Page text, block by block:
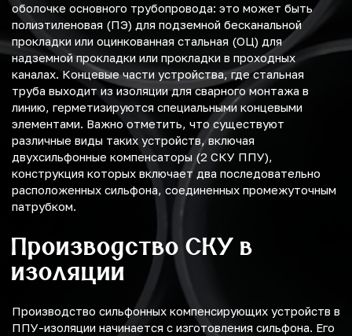
оболочке основного трубопровода: это может быть
полиэтиленовая (ПЭ) для подземной бесканальной
прокладки или оцинкованная стальная (ОЦ) для
надземной прокладки или прокладки в проходных
каналах. Концевые части устройства, где стальная
труба выходит из изоляции для сварного монтажа в
линию, герметизируются специальными концевыми
элементами. Важно отметить, что существуют
различные виды таких устройств, включая
двухсильфонные компенсаторы (2 СКУ ППУ),
конструкция которых включает два последовательно
расположенных сильфона, соединенных промежуточным
патрубком.
Производство СКУ в
изоляции
Производство сильфонных компенсирующих устройств в
ППУ-изоляции начинается с изготовления сильфона. Его